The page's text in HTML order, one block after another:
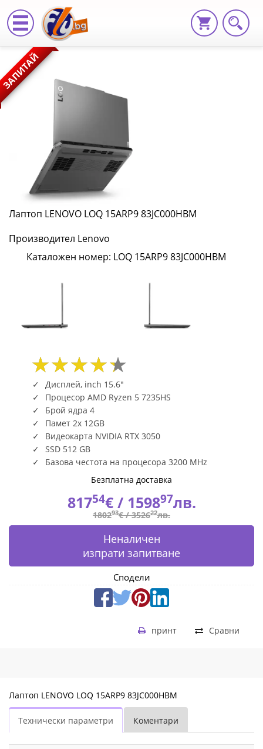
Лаптоп
LENOVO
LOQ
15ARP9
83JC000HBM
LOQ
15ARP9
83JC000HBM
|
Fly.bg
ЗАПИТАЙ
Лаптоп LENOVO LOQ 15ARP9 83JC000HBM
Производител Lenovo
Каталожен номер: LOQ 15ARP9 83JC000HBM
Дисплей, inch 15.6"
Процесор AMD Ryzen 5 7235HS
Брой ядра 4
Памет 2x 12GB
Видеокарта NVIDIA RTX 3050
SSD 512 GB
Базова честота на процесора 3200 MHz
Безплатна доставка
81754€ / 159897лв.
180293€ /352622лв.
Неналичен
изпрати запитване
Сподели
Сравни
принт
Лаптоп LENOVO LOQ 15ARP9 83JC000HBM
Технически параметри Коментари